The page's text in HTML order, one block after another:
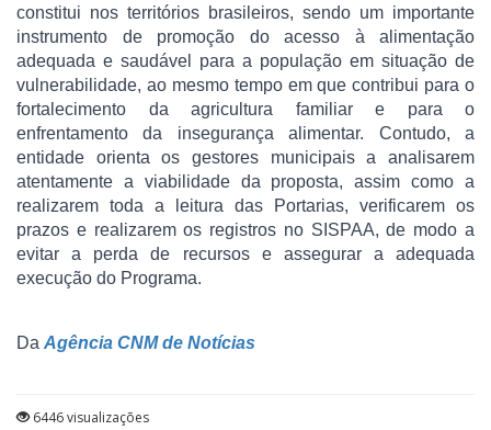
constitui nos territórios brasileiros, sendo um importante
instrumento de promoção do acesso à alimentação
adequada e saudável para a população em situação de
vulnerabilidade, ao mesmo tempo em que contribui para o
fortalecimento da agricultura familiar e para o
enfrentamento da insegurança alimentar. Contudo, a
entidade orienta os gestores municipais a analisarem
atentamente a viabilidade da proposta, assim como a
realizarem toda a leitura das Portarias, verificarem os
prazos e realizarem os registros no SISPAA, de modo a
evitar a perda de recursos e assegurar a adequada
execução do Programa.
Da Agência CNM de Notícias
6446 visualizações